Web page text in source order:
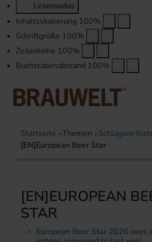
Lesemodus
Inhaltsskalierung 100%
Schriftgröße 100%
Zeilenhöhe 100%
Buchstabenabstand 100%
Startseite Themen
[EN]European Beer Star
[EN]EUROPEAN
STAR
European Beer Star 2026 sees